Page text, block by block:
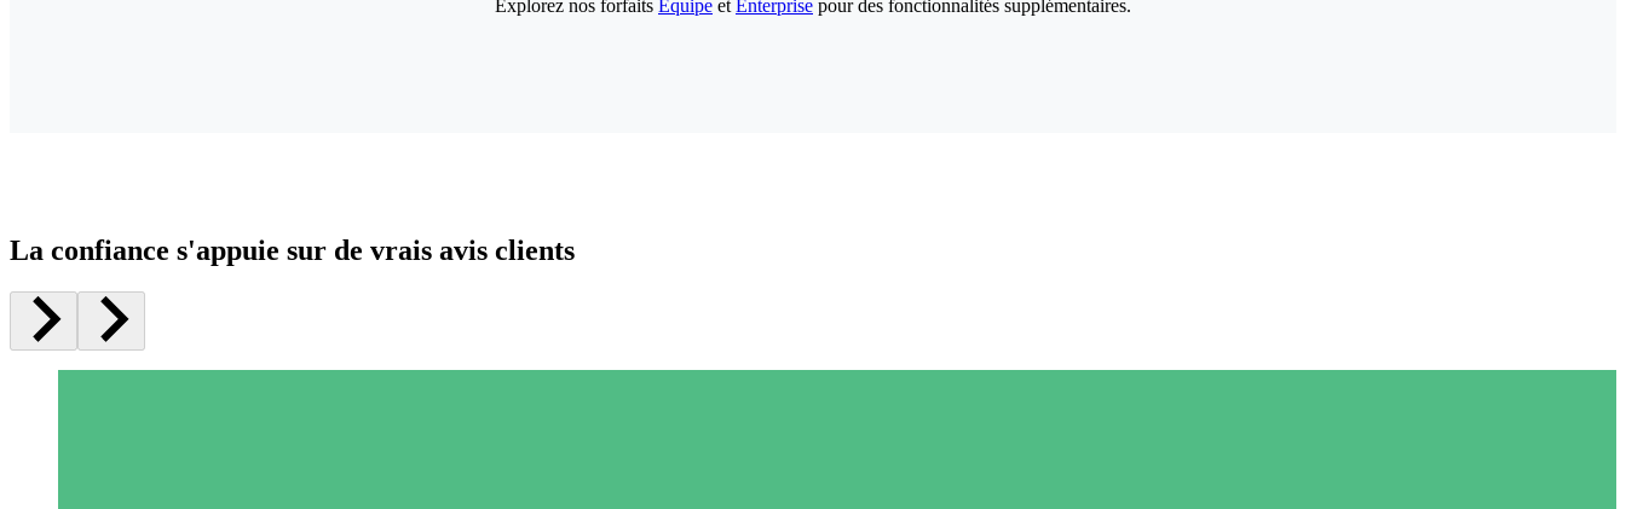
Explorez nos forfaits Équipe et Enterprise pour des fonctionnalités supplémentaires.
La confiance s'appuie sur de vrais avis clients